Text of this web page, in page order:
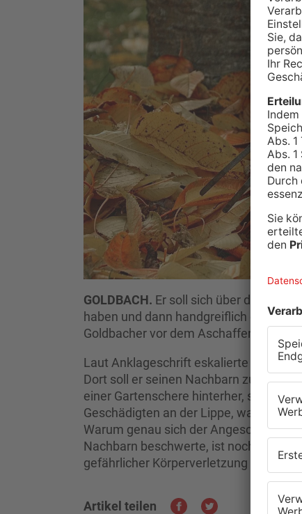
GOLDBACH. Er soll sich über die
haben und dann handgreiflich
Goldbacher vor dem Aschaffenburger
Laut Anklageschrift eskalierte der
Dort soll er seinen Nachbarn zuerst
einer Gartenschere hinterher, so die
Geschädigten an der Lippe, was dazu
Warum genau sich der
Nachbarn beschwerte, ist noch nicht
gefährlicher Körperverletzung
Artikel teilen